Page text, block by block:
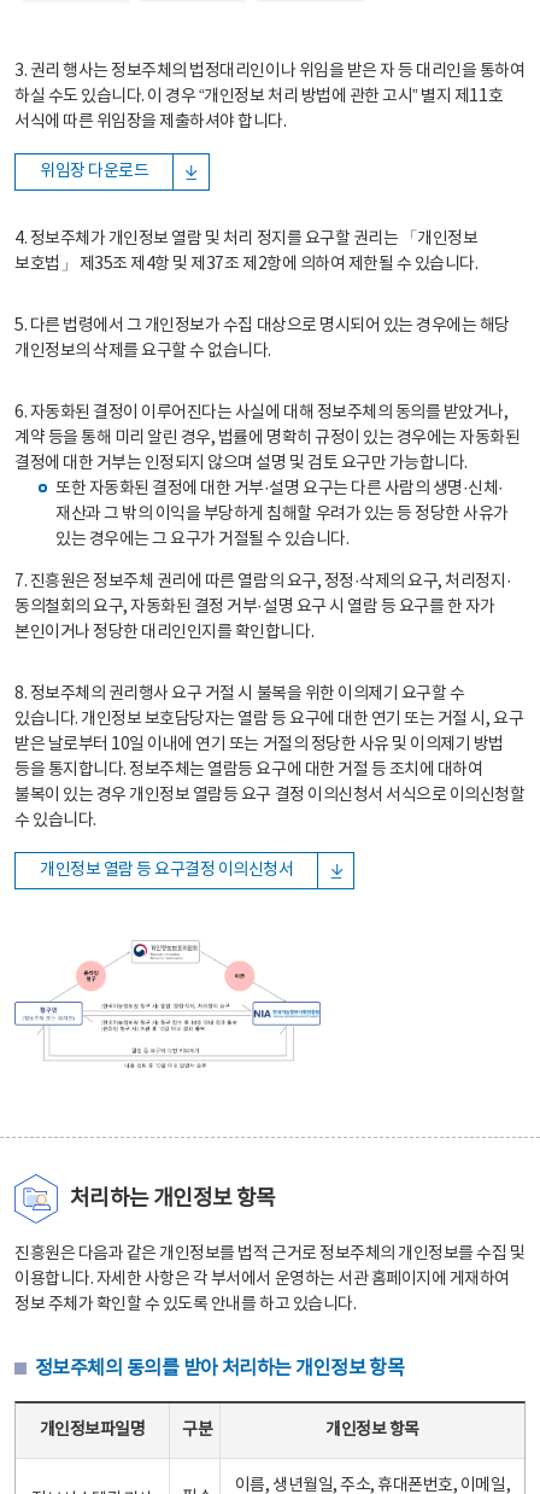
3. 권리 행사는 정보주체의 법정대리인이나 위임을 받은 자 등 대리인을 통하여
하실 수도 있습니다. 이 경우 “개인정보 처리 방법에 관한 고시” 별지 제11호
서식에 따른 위임장을 제출하셔야 합니다.
위임장 다운로드
4. 정보주체가 개인정보 열람 및 처리 정지를 요구할 권리는 「개인정보
보호법」 제35조 제4항 및 제37조 제2항에 의하여 제한될 수 있습니다.
5. 다른 법령에서 그 개인정보가 수집 대상으로 명시되어 있는 경우에는 해당
개인정보의 삭제를 요구할 수 없습니다.
6. 자동화된 결정이 이루어진다는 사실에 대해 정보주체의 동의를 받았거나,
계약 등을 통해 미리 알린 경우, 법률에 명확히 규정이 있는 경우에는 자동화된
결정에 대한 거부는 인정되지 않으며 설명 및 검토 요구만 가능합니다.
또한 자동화된 결정에 대한 거부·설명 요구는 다른 사람의 생명·신체·
재산과 그 밖의 이익을 부당하게 침해할 우려가 있는 등 정당한 사유가
있는 경우에는 그 요구가 거절될 수 있습니다.
7. 진흥원은 정보주체 권리에 따른 열람의 요구, 정정·삭제의 요구, 처리정지·
동의철회의 요구, 자동화된 결정 거부·설명 요구 시 열람 등 요구를 한 자가
본인이거나 정당한 대리인인지를 확인합니다.
8. 정보주체의 권리행사 요구 거절 시 불복을 위한 이의제기 요구할 수
있습니다. 개인정보 보호담당자는 열람 등 요구에 대한 연기 또는 거절 시, 요구
받은 날로부터 10일 이내에 연기 또는 거절의 정당한 사유 및 이의제기 방법
등을 통지합니다. 정보주체는 열람등 요구에 대한 거절 등 조치에 대하여
불복이 있는 경우 개인정보 열람등 요구 결정 이의신청서 서식으로 이의신청할
수 있습니다.
개인정보 열람 등 요구결정 이의신청서
처리하는 개인정보 항목
진흥원은 다음과 같은 개인정보를 법적 근거로 정보주체의 개인정보를 수집 및
이용합니다. 자세한 사항은 각 부서에서 운영하는 서관 홈페이지에 게재하여
정보 주체가 확인할 수 있도록 안내를 하고 있습니다.
정보주체의 동의를 받아 처리하는 개인정보 항목
개인정보파일명 구분 개인정보 항목
이름, 생년월일, 주소, 휴대폰번호, 이메일,